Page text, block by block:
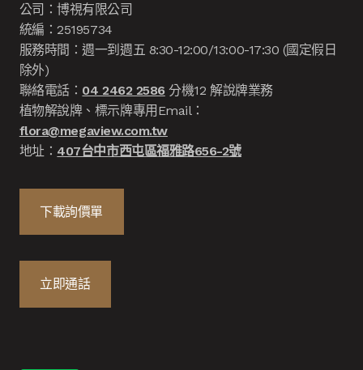
公司：博視有限公司
統編：25195734
服務時間：週一到週五 8:30-12:00/13:00-17:30 (國定假日
除外)
聯絡電話： 04 2462 2586分機12 解說牌業務
植物解說牌、標示牌專用Email：
flora@megaview.com.tw
地址： 407台中市西屯區福雅路656-2號
下載詢價單
立即通話